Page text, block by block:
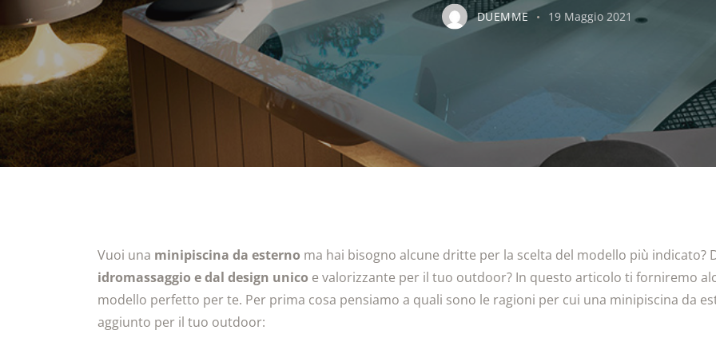
DUEMME 19 Maggio 2021
Vuoi una minipiscina da esterno ma hai bisogno alcune dritte per la scelta del modello più indicato?
idromassaggio e dal design unico e valorizzante per il tuo outdoor? In questo articolo ti forniremo
modello perfetto per te. Per prima cosa pensiamo a quali sono le ragioni per cui una minipiscina da
aggiunto per il tuo outdoor: